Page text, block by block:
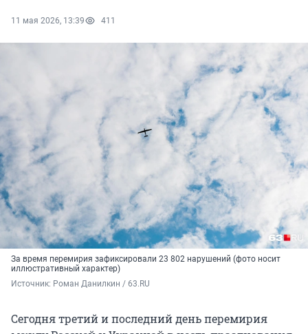
11 мая 2026, 13:39 411
За время перемирия зафиксировали 23 802 нарушений (фото носит
иллюстративный характер)
Источник: Роман Данилкин / 63.RU
Сегодня третий и последний день перемирия